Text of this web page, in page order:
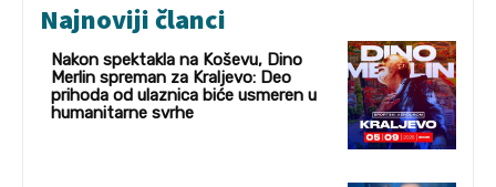
Najnoviji članci
Nakon spektakla na Koševu, Dino
Merlin spreman za Kraljevo: Deo
prihoda od ulaznica biće usmeren u
humanitarne svrhe